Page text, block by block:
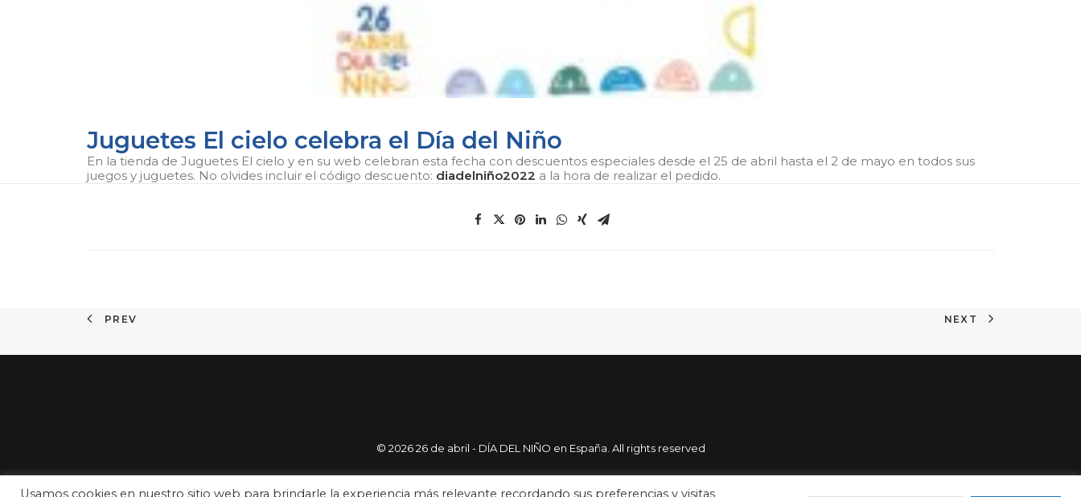
Juguetes El cielo celebra el Día del Niño
En la tienda de Juguetes El cielo y en su web celebran esta fecha con descuentos especiales desde el 25 de abril hasta el 2 de mayo en todos sus
juegos y juguetes. No olvides incluir el código descuento: diadelniño2022 a la hora de realizar el pedido.
PREV NEXT
© 2026 26 de abril - DÍA DEL NIÑO en España. All rights reserved
Usamos cookies en nuestro sitio web para brindarle la experiencia más relevante recordando sus preferencias y visitas